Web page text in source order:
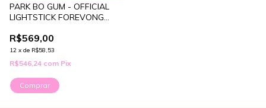
PARK BO GUM - OFFICIAL
LIGHTSTICK FOREVONG
R$569,00
12 x de R$58,53
R$546,24 com Pix